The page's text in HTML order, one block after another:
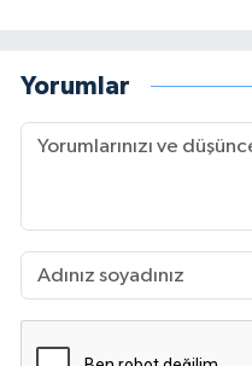
Yorumlar